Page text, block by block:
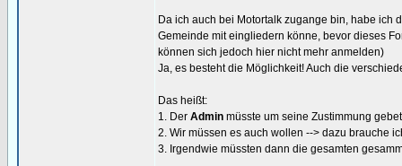
Da ich auch bei Motortalk zugange bin, habe ich
Gemeinde mit eingliedern könne, bevor dieses
können sich jedoch hier nicht mehr anmelden)
Ja, es besteht die Möglichkeit! Auch die
Das heißt:
1. Der Admin müsste um seine Zustimmung
2. Wir müssen es auch wollen --> dazu brauche
3. Irgendwie müssten dann die gesamten